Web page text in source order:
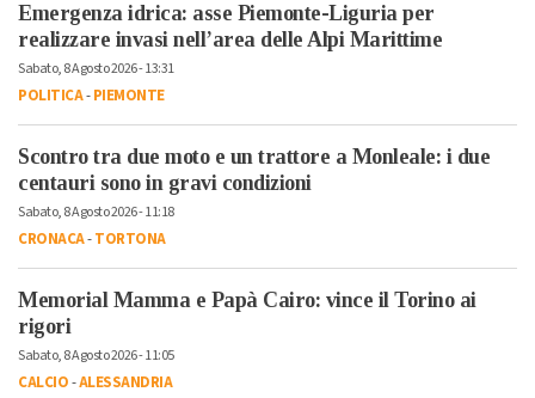
Emergenza idrica: asse Piemonte-Liguria per
realizzare invasi nell’area delle Alpi Marittime
Sabato, 8 Agosto 2026 - 13:31
POLITICA-PIEMONTE
Scontro tra due moto e un trattore a Monleale: i due
centauri sono in gravi condizioni
Sabato, 8 Agosto 2026 - 11:18
CRONACA-TORTONA
Memorial Mamma e Papà Cairo: vince il Torino ai
rigori
Sabato, 8 Agosto 2026 - 11:05
CALCIO-ALESSANDRIA